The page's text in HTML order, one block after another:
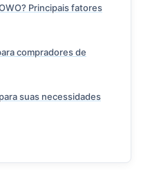
Principais fatores
compradores de
suas necessidades